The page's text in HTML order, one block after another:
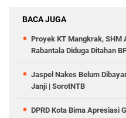
BACA JUGA
Proyek KT Mangkrak, SHM
Rabantala Diduga Ditahan
Jaspel Nakes Belum
Janji | SorotNTB
DPRD Kota Bima Apresiasi